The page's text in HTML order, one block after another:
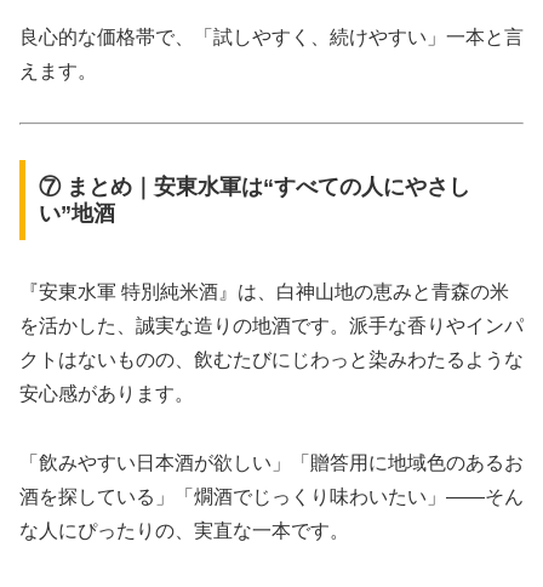
良心的な価格帯で、「試しやすく、続けやすい」一本と言
えます。
⑦ まとめ｜安東水軍は“すべての人にやさし
い”地酒
『安東水軍 特別純米酒』は、白神山地の恵みと青森の米
を活かした、誠実な造りの地酒です。派手な香りやインパ
クトはないものの、飲むたびにじわっと染みわたるような
安心感があります。
「飲みやすい日本酒が欲しい」「贈答用に地域色のあるお
酒を探している」「燗酒でじっくり味わいたい」――そん
な人にぴったりの、実直な一本です。